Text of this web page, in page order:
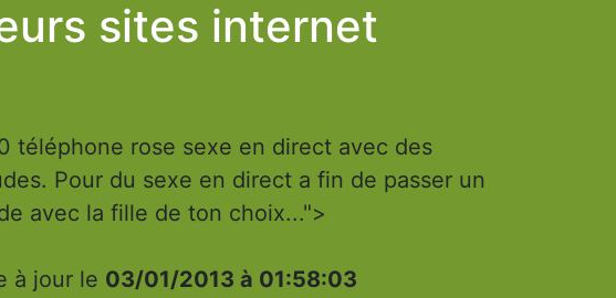
sites internet
téléphone rose sexe en direct avec des
Pour du sexe en direct a fin de passer un
avec la fille de ton choix...">
à jour le 03/01/2013 à 01:58:03